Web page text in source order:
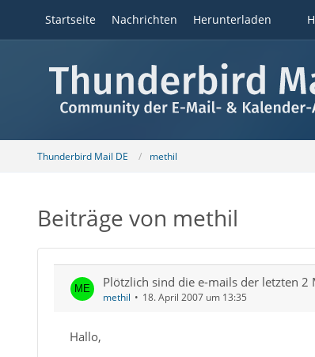
Startseite Nachrichten Herunterladen
Thunderbird Mail DE methil
Beiträge von methil
Plötzlich sind die e-mails der letzten 2
methil 18. April 2007 um 13:35
Hallo,